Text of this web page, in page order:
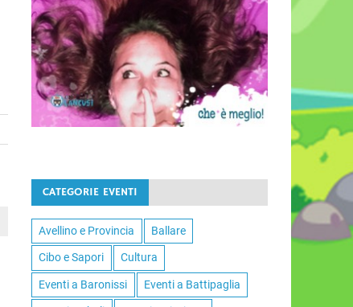
CATEGORIE EVENTI
Avellino e Provincia Ballare
Cibo e Sapori Cultura
Eventi a Baronissi Eventi a Battipaglia